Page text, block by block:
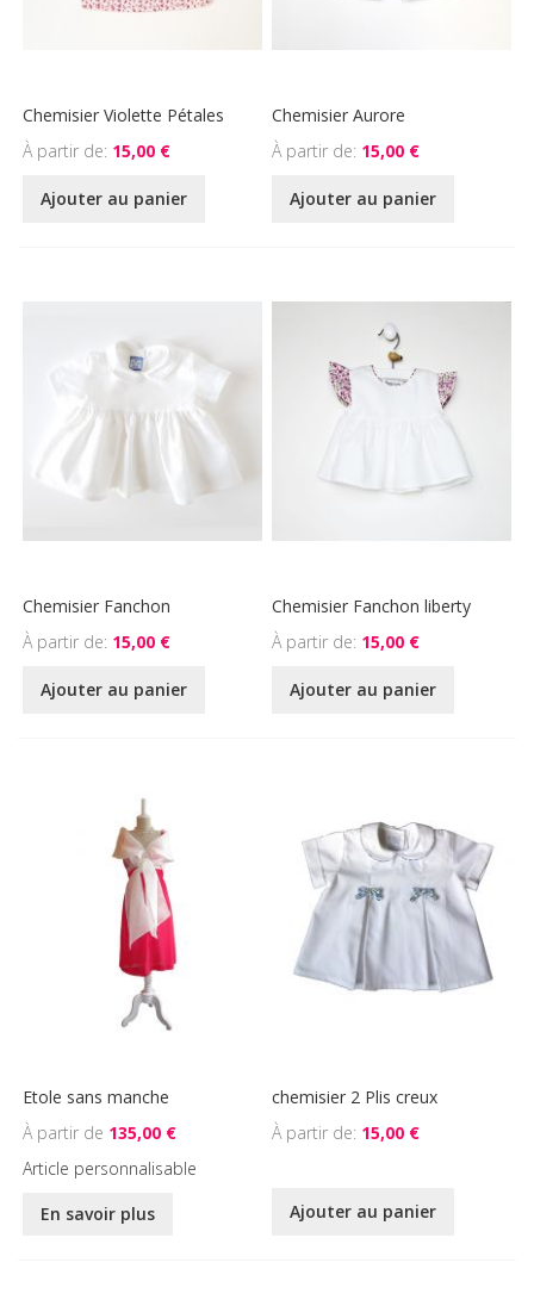
Chemisier Violette Pétales
À partir de 15,00 €
Ajouter au panier
Chemisier Aurore
À partir de 15,00 €
Ajouter au panier
Chemisier Fanchon
À partir de 15,00 €
Ajouter au panier
Chemisier Fanchon liberty
À partir de 15,00 €
Ajouter au panier
Etole sans manche
135,00 €
Article personnalisable
En savoir plus
chemisier 2 Plis creux
À partir de 15,00 €
Ajouter au panier